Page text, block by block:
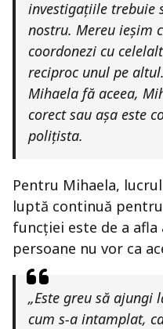
investigațiile trebuie
nostru. Mereu ieșim
coordonezi cu
reciproc unul pe
Mihaela fă aceea,
corect sau așa este
polițista.
Pentru Mihaela,
luptă continuă
funcției este de a afla
persoane nu vor ca
„Este greu să ajungi
cum s-a intamplat,